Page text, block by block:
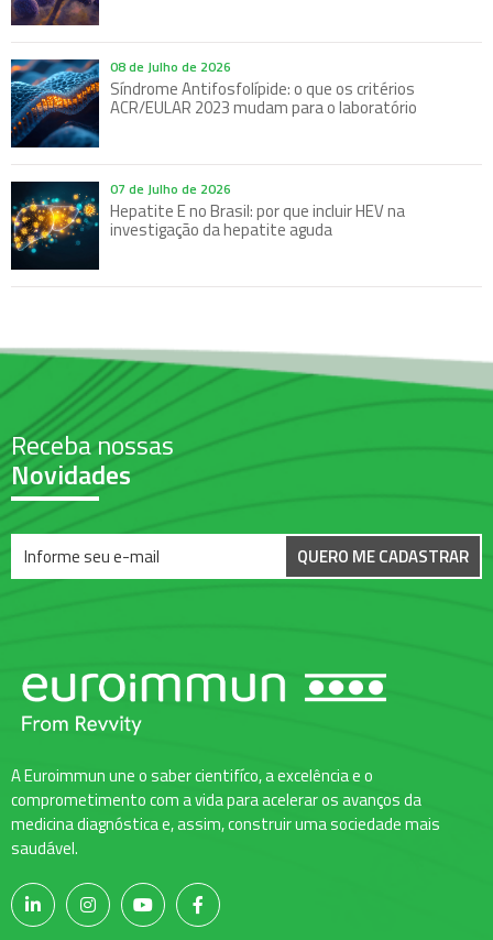
08 de Julho de 2026
Síndrome Antifosfolípide: o que os critérios
ACR/EULAR 2023 mudam para o laboratório
07 de Julho de 2026
Hepatite E no Brasil: por que incluir HEV na
investigação da hepatite aguda
Receba nossas
Novidades
QUERO ME CADASTRAR
A Euroimmun une o saber cientifíco, a excelência e o
comprometimento com a vida para acelerar os avanços da
medicina diagnóstica e, assim, construir uma sociedade mais
saudável.